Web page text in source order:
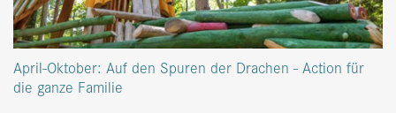
April-Oktober: Auf den Spuren der Drachen - Action für
die ganze Familie